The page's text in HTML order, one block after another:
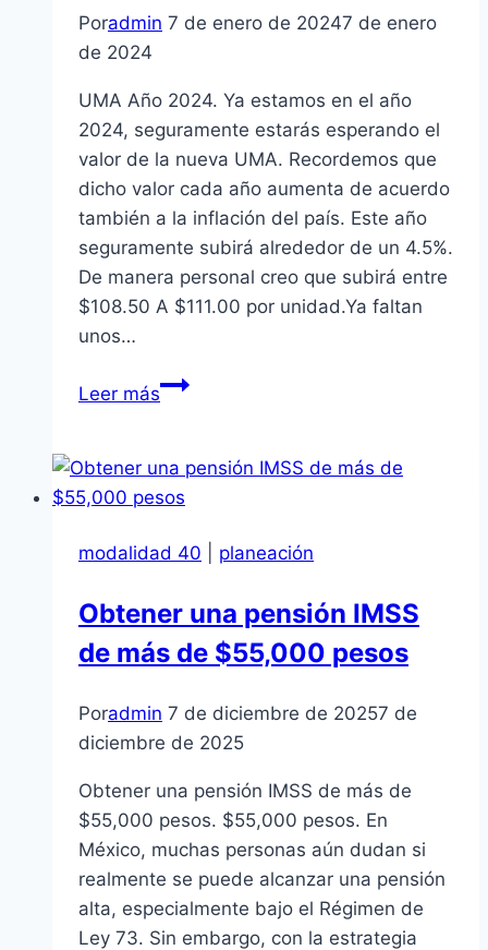
Poradmin 7 de enero de 20247 de enero
de 2024
UMA Año 2024. Ya estamos en el año
2024, seguramente estarás esperando el
valor de la nueva UMA. Recordemos que
dicho valor cada año aumenta de acuerdo
también a la inflación del país. Este año
seguramente subirá alrededor de un 4.5%.
De manera personal creo que subirá entre
$108.50 A $111.00 por unidad.Ya faltan
unos…
Leer másPagarás
Próximo
Año
40
modalidad 40 planeación
Obtener una pensión IMSS
de más de $55,000 pesos
Poradmin 7 de diciembre de 20257 de
diciembre de 2025
Obtener una pensión IMSS de más de
$55,000 pesos. $55,000 pesos. En
México, muchas personas aún dudan si
realmente se puede alcanzar una pensión
alta, especialmente bajo el Régimen de
Ley 73. Sin embargo, con la estrategia